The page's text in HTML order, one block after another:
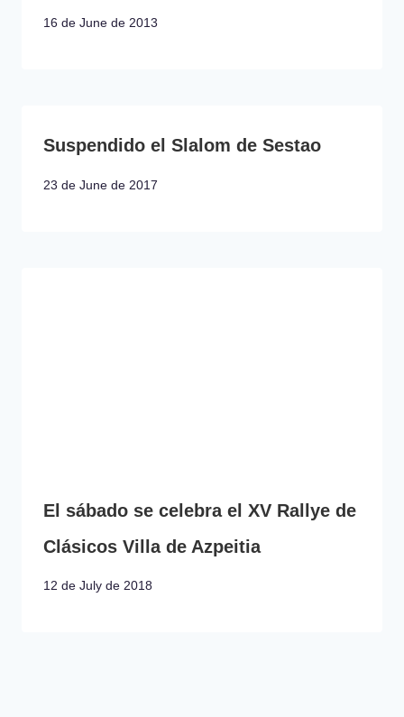
16 de June de 2013
Suspendido el Slalom de Sestao
23 de June de 2017
El sábado se celebra el XV Rallye de
Clásicos Villa de Azpeitia
12 de July de 2018